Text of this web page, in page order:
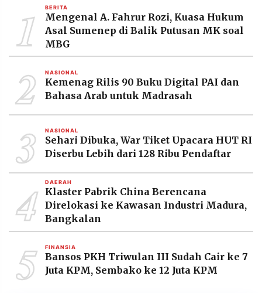
1 BERITA
Mengenal A. Fahrur Rozi, Kuasa Hukum
Asal Sumenep di Balik Putusan MK soal
MBG
2 NASIONAL
Kemenag Rilis 90 Buku Digital PAI dan
Bahasa Arab untuk Madrasah
3 NASIONAL
Sehari Dibuka, War Tiket Upacara HUT RI
Diserbu Lebih dari 128 Ribu Pendaftar
4 DAERAH
Klaster Pabrik China Berencana
Direlokasi ke Kawasan Industri Madura,
Bangkalan
5 FINANSIA
Bansos PKH Triwulan III Sudah Cair ke 7
Juta KPM, Sembako ke 12 Juta KPM